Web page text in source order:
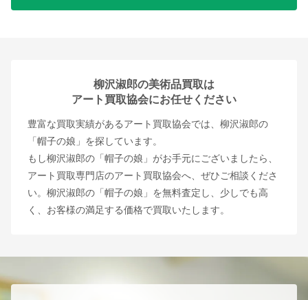
柳沢淑郎の美術品買取は
アート買取協会にお任せください
豊富な買取実績があるアート買取協会では、柳沢淑郎の
「帽子の娘」を探しています。
もし柳沢淑郎の「帽子の娘」がお手元にございましたら、
アート買取専門店のアート買取協会へ、ぜひご相談くださ
い。柳沢淑郎の「帽子の娘」を無料査定し、少しでも高
く、お客様の満足する価格で買取いたします。